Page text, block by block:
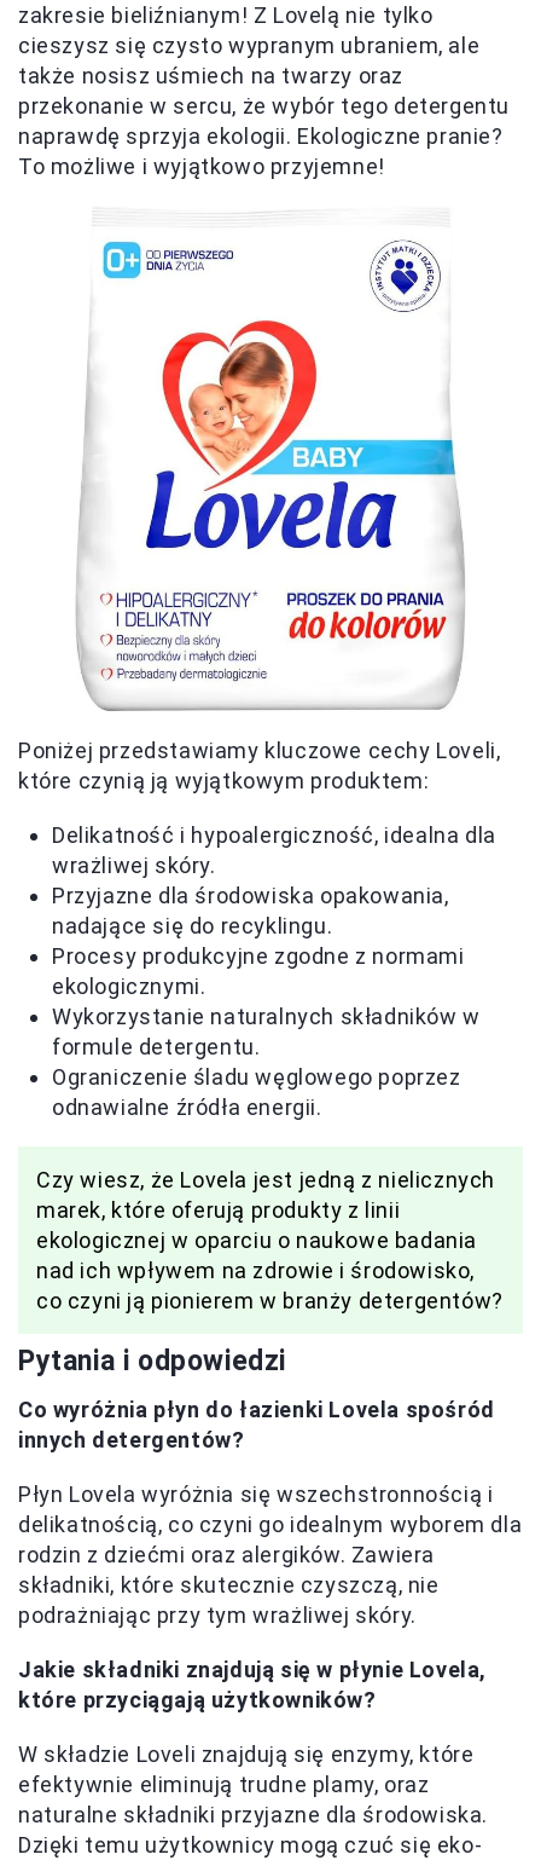
zakresie bieliźnianym! Z Lovelą nie tylko
cieszysz się czysto wypranym ubraniem, ale
także nosisz uśmiech na twarzy oraz
przekonanie w sercu, że wybór tego detergentu
naprawdę sprzyja ekologii. Ekologiczne pranie?
To możliwe i wyjątkowo przyjemne!
Poniżej przedstawiamy kluczowe cechy Loveli,
które czynią ją wyjątkowym produktem:
Delikatność i hypoalergiczność, idealna dla
wrażliwej skóry.
Przyjazne dla środowiska opakowania,
nadające się do recyklingu.
Procesy produkcyjne zgodne z normami
ekologicznymi.
Wykorzystanie naturalnych składników w
formule detergentu.
Ograniczenie śladu węglowego poprzez
odnawialne źródła energii.
Czy wiesz, że Lovela jest jedną z nielicznych
marek, które oferują produkty z linii
ekologicznej w oparciu o naukowe badania
nad ich wpływem na zdrowie i środowisko,
co czyni ją pionierem w branży detergentów?
Pytania i odpowiedzi
Co wyróżnia płyn do łazienki Lovela spośród
innych detergentów?
Płyn Lovela wyróżnia się wszechstronnością i
delikatnością, co czyni go idealnym wyborem dla
rodzin z dziećmi oraz alergików. Zawiera
składniki, które skutecznie czyszczą, nie
podrażniając przy tym wrażliwej skóry.
Jakie składniki znajdują się w płynie Lovela,
które przyciągają użytkowników?
W składzie Loveli znajdują się enzymy, które
efektywnie eliminują trudne plamy, oraz
naturalne składniki przyjazne dla środowiska.
Dzięki temu użytkownicy mogą czuć się eko-